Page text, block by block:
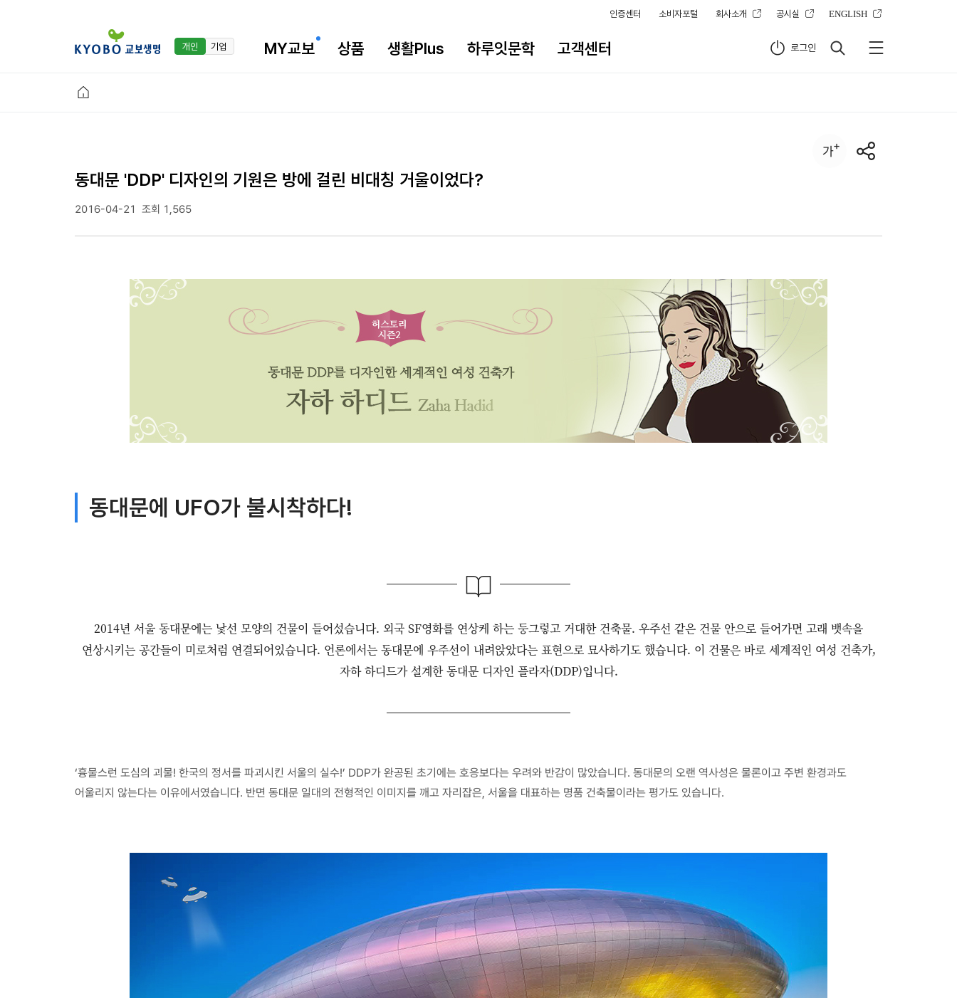
인증센터 소비자포털 회사소개 공시실 ENGLISH
개인 기업 MY교보 상품 생활Plus 하루잇문학 고객센터 로그인
동대문 'DDP' 디자인의 기원은 방에 걸린 비대칭 거울이었다?
2016-04-21 조회 1,565
동대문에 UFO가 불시착하다!
2014년 서울 동대문에는 낯선 모양의 건물이 들어섰습니다. 외국 SF영화를 연상케 하는 둥그렇고 거대한 건축물. 우주선 같은 건물 안으로 들어가면 고래 뱃속을
연상시키는 공간들이 미로처럼 연결되어있습니다. 언론에서는 동대문에 우주선이 내려앉았다는 표현으로 묘사하기도 했습니다. 이 건물은 바로 세계적인 여성 건축가,
자하 하디드가 설계한 동대문 디자인 플라자(DDP)입니다.
‘흉물스런 도심의 괴물! 한국의 정서를 파괴시킨 서울의 실수!’ DDP가 완공된 초기에는 호응보다는 우려와 반감이 많았습니다. 동대문의 오랜 역사성은 물론이고 주변 환경과도
어울리지 않는다는 이유에서였습니다. 반면 동대문 일대의 전형적인 이미지를 깨고 자리잡은, 서울을 대표하는 명품 건축물이라는 평가도 있습니다.